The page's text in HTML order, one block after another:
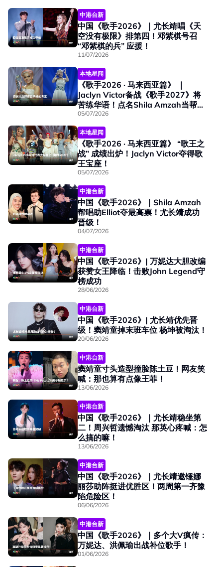
中港台新
中国《歌手2026》｜尤长靖唱《天
空没有极限》排第四！邓紫棋号召
“邓紫棋的兵” 应援！
11/07/2026
本地星闻
《歌手2026 · 马来西亚篇》 ｜
Jaclyn Victor备战《歌手2027》将
苦练华语！点名Shila Amzah当帮唱
嘉宾！
05/07/2026
本地星闻
《歌手2026 · 马来西亚篇》 “歌王之
战” 成绩出炉！Jaclyn Victor夺得歌
王宝座！
05/07/2026
中港台新
中国《歌手2026》｜Shila Amzah
帮唱助Elliot夺最高票！尤长靖成功
晋级！
04/07/2026
中港台新
中国《歌手2026》| 万妮达大胆改编
获赞女王降临！击败John Legend守
榜成功
28/06/2026
中港台新
中国《歌手2026》| 尤长靖优先晋
级！窦靖童掉末班车位 杨坤被淘汰！
20/06/2026
中港台新
窦靖童寸头造型撞脸陈土豆！网友笑
喊：那也算有点像王菲！
13/06/2026
中港台新
中国《歌手2026》｜尤长靖稳坐第
二！周兴哲遗憾淘汰 那英心疼喊：怎
么搞的嘛！
13/06/2026
中港台新
中国《歌手2026》｜尤长靖邀锤娜
丽莎助阵挺进优胜区！两周第一齐豫
陷危险区！
06/06/2026
中港台新
中国《歌手2026》｜多个大V疯传：
万妮达、洪佩瑜出战补位歌手！
01/06/2026